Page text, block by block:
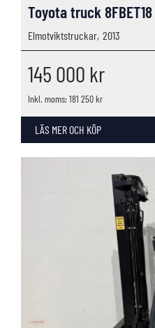
Toyota truck 8FBET18
Elmotviktstruckar, 2013
145 000 kr
Inkl. moms: 181 250 kr
LÄS MER OCH KÖP